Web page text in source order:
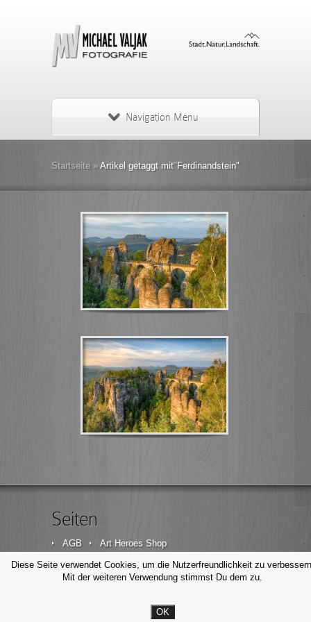
Navigation Menu
Startseite » Artikel getaggt mit"Ferdinandstein"
Seiten
AGB
Art Heroes Shop
Datenschutzerklärung
Disclaimer
Impressum
Kontakt
Diese Seite verwendet Cookies, um die Nutzerfreundlichkeit zu
Mit der weiteren Verwendung stimmst Du dem zu.
OK